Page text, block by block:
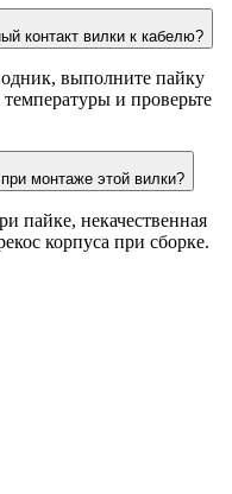
контакт вилки к кабелю?
выполните пайку
и проверьте
монтаже этой вилки?
пайке, некачественная
корпуса при сборке.